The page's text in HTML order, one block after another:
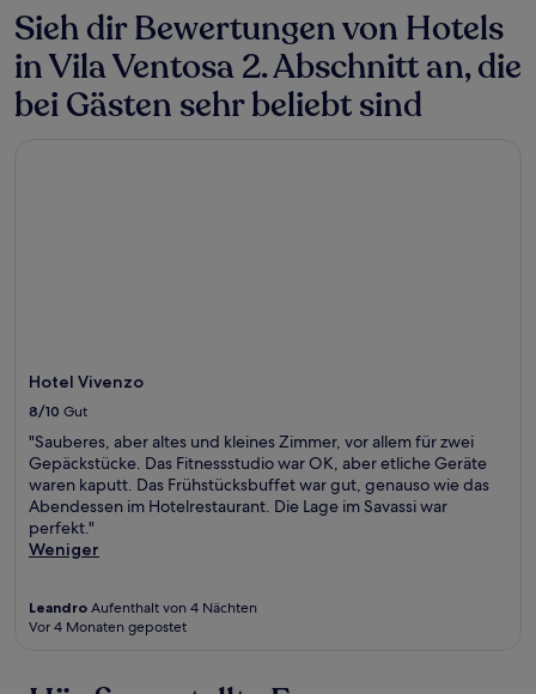
zusätzliche
Bedingungen
gelten.
Sieh dir Bewertungen von Hotels
in Vila Ventosa 2. Abschnitt an, die
bei Gästen sehr beliebt sind
Hotel Vivenzo
8/10 Gut
"Sauberes, aber altes und kleines Zimmer, vor allem für zwei
Gepäckstücke. Das Fitnessstudio war OK, aber etliche Geräte
waren kaputt. Das Frühstücksbuffet war gut, genauso wie das
Abendessen im Hotelrestaurant. Die Lage im Savassi war
perfekt."
Weniger
Leandro Aufenthalt von 4 Nächten
Vor 4 Monaten gepostet